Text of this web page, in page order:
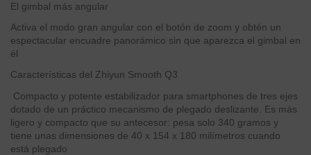
El gimbal más angular
Activa el modo gran angular con el botón de zoom y obtén un
espectacular encuadre panorámico sin que aparezca el gimbal en
él
Características del Zhiyun Smooth Q3
Compacto y potente estabilizador para smartphones de tres ejes
dotado de un práctico mecanismo de plegado deslizante. Es más
ligero y compacto que su antecesor: pesa solo 340 gramos y
tiene unas dimensiones de 40 x 154 x 180 milímetros cuando
está plegado